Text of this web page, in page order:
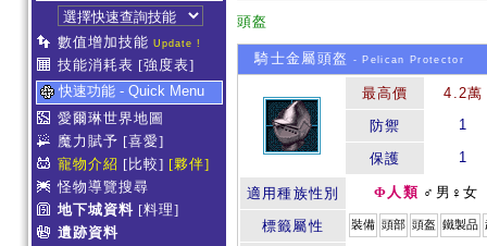
數值增加技能 Update !
技能消耗表 [強度表]
快速功能 - Quick Menu
愛爾琳世界地圖
魔力賦予 [喜愛]
寵物介紹 [比較] [夥伴]
怪物導覽搜尋
地下城資料 [料理]
遺跡資料
頭盔
騎士金屬頭盔 - Pelican Protector
最高價
4.2萬
防禦
1
保護 1
適用種族性別 Φ人類 ♂男♀女
標籤屬性 裝備 頭部 頭盔 鐵製品